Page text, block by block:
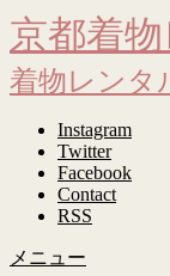
京都着
着物レンタ
Instagram
Twitter
Facebook
Contact
RSS
メニュー